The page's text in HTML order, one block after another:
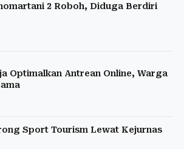
2 Roboh, Diduga Berdiri
Optimalkan Antrean Online, Warga
Sport Tourism Lewat Kejurnas